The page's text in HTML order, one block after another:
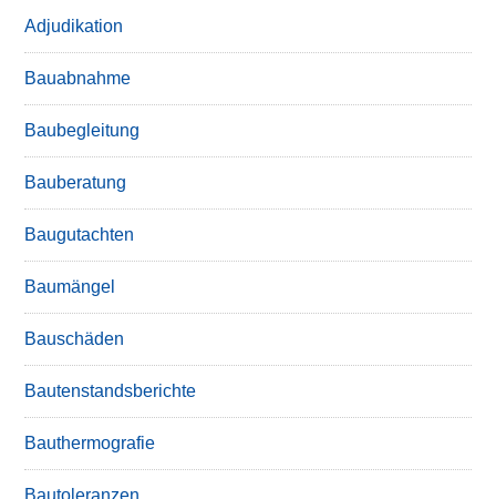
Adjudikation
Bauabnahme
Baubegleitung
Bauberatung
Baugutachten
Baumängel
Bauschäden
Bautenstandsberichte
Bauthermografie
Bautoleranzen